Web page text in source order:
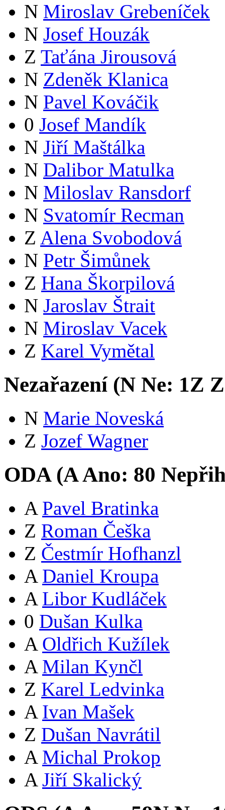
N Miroslav Grebeníček
N Josef Houzák
Z Taťána Jirousová
N Zdeněk Klanica
N Pavel Kováčik
0 Josef Mandík
N Jiří Maštálka
N Dalibor Matulka
N Miloslav Ransdorf
N Svatomír Recman
Z Alena Svobodová
N Petr Šimůnek
Z Hana Škorpilová
N Jaroslav Štrait
N Miroslav Vacek
Z Karel Vymětal
Nezařazení (N Ne: 1Z
N Marie Noveská
Z Jozef Wagner
ODA (AAno: 80
A Pavel Bratinka
Z Roman Češka
Z Čestmír Hofhanzl
A Daniel Kroupa
A Libor Kudláček
0 Dušan Kulka
A Oldřich Kužílek
A Milan Kynčl
Z Karel Ledvinka
A Ivan Mašek
Z Dušan Navrátil
A Michal Prokop
A Jiří Skalický